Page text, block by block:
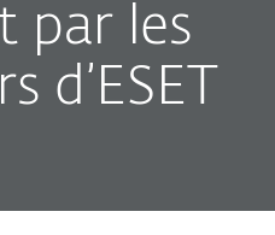
par les
d’ESET